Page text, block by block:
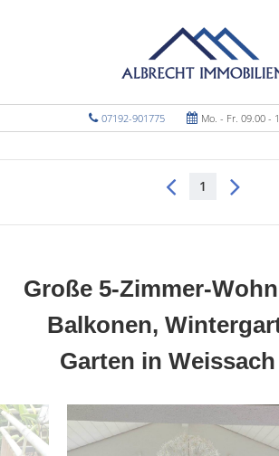
07192-901775 Mo. - Fr. 09.00 -
1
Große 5-Zimmer-
Balkonen,
Garten in